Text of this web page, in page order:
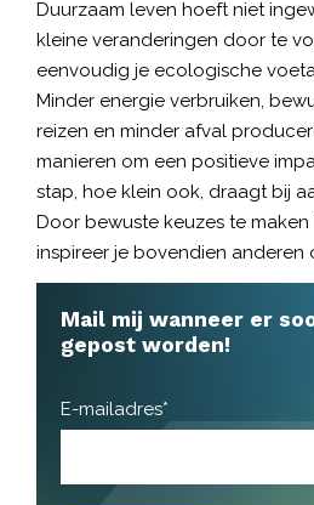
Duurzaam leven hoeft niet
kleine veranderingen door te
eenvoudig je ecologische
Minder energie verbruiken,
reizen en minder afval
manieren om een positieve
stap, hoe klein ook, draagt bij
Door bewuste keuzes te maken
inspireer je bovendien anderen
Mail mij wanneer er
gepost worden!
E-mailadres*